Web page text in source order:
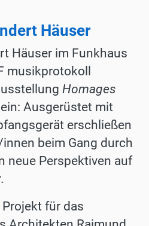
Häuser
Häuser im Funkhaus
musikprotokoll
Homages
Ausgerüstet mit
erschließen
beim Gang durch
neue Perspektiven auf
für das